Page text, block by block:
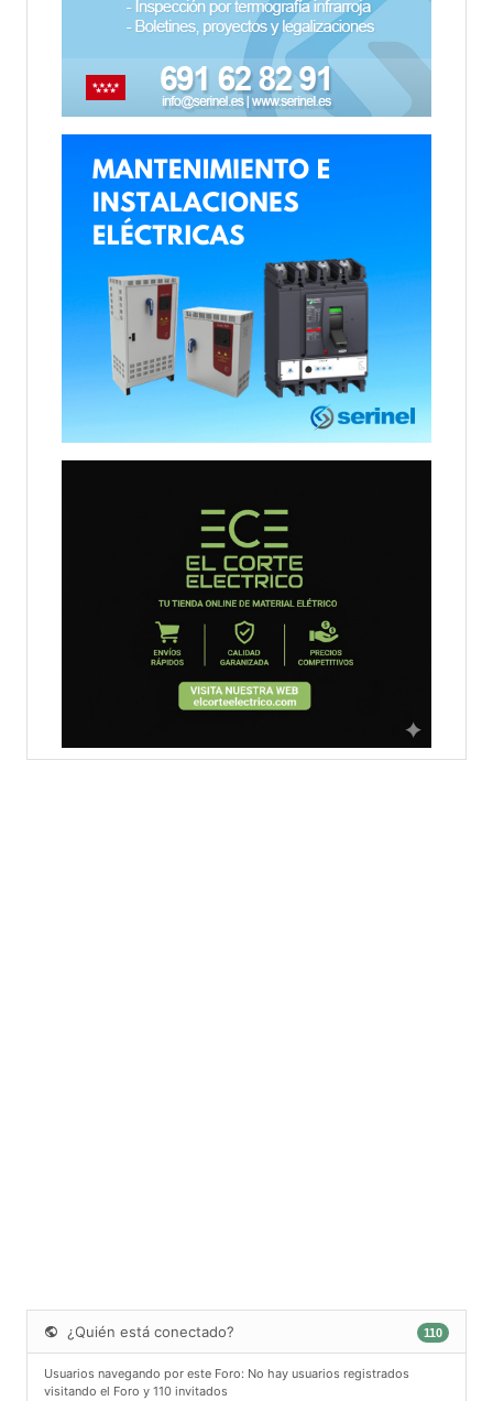
¿Quién está conectado? 110
Usuarios navegando por este Foro: No hay usuarios registrados
visitando el Foro y 110 invitados